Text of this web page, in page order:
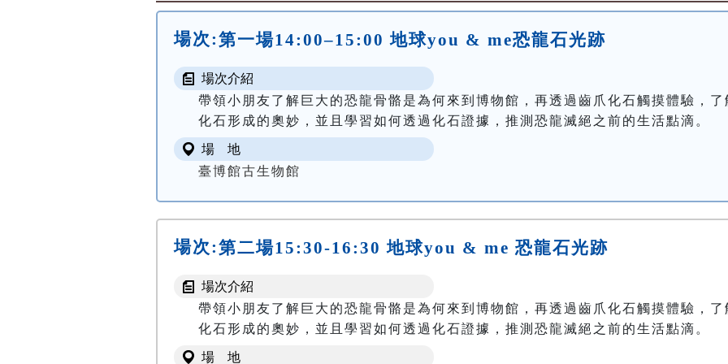
場次:第一場14:00–15:00 地球you & me恐龍石光跡
場次介紹
帶領小朋友了解巨大的恐龍骨骼是為何來到博物館，再透過齒爪化石觸摸體驗，了
化石形成的奧妙，並且學習如何透過化石證據，推測恐龍滅絕之前的生活點滴。
場 地
臺博館古生物館
場次:第二場15:30-16:30 地球you & me 恐龍石光跡
場次介紹
帶領小朋友了解巨大的恐龍骨骼是為何來到博物館，再透過齒爪化石觸摸體驗，了
化石形成的奧妙，並且學習如何透過化石證據，推測恐龍滅絕之前的生活點滴。
場 地